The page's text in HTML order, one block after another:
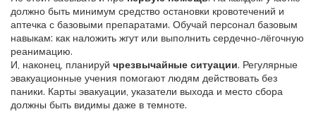
должно быть минимум средство остановки кровотечений и
аптечка с базовыми препаратами. Обучай персонал базовым
навыкам: как наложить жгут или выполнить сердечно‑лёгочную
реанимацию.
И, наконец, планируй чрезвычайные ситуации. Регулярные
эвакуационные учения помогают людям действовать без
паники. Карты эвакуации, указатели выхода и место сбора
должны быть видимы даже в темноте.